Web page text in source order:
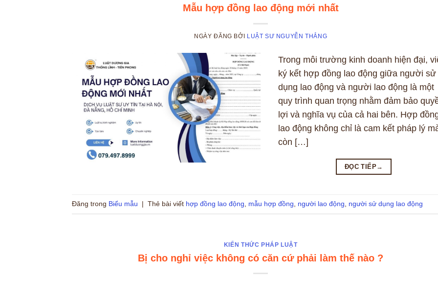
Mẫu hợp đồng lao động mới nhất
NGÀY ĐĂNG BỞI LUẬT SƯ NGUYỄN THẮNG
Trong môi trường kinh doanh hiện đại,
ký kết hợp đồng lao động giữa người sử
dụng lao động và người lao động là một
quy trình quan trọng nhằm đảm bảo
lợi và nghĩa vụ của cả hai bên. Hợp
lao động không chỉ là cam kết pháp lý
còn […]
ĐỌC TIẾP→
Đăng trong Biểu mẫu | Thẻ bài viết hợp đồng lao động, mẫu hợp đồng, người lao động, người sử dụng lao động
KIẾN THỨC PHÁP LUẬT
Bị cho nghỉ việc không có căn cứ phải làm thế nào ?